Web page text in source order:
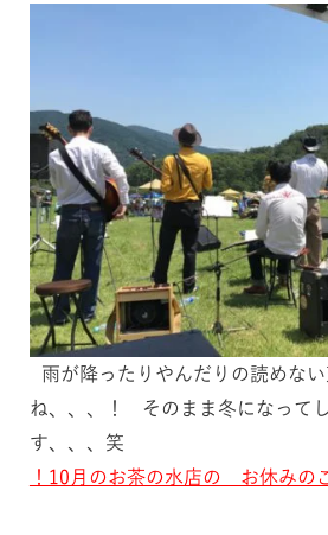
雨が降ったりやんだりの読めな
ね、、、！ そのまま冬になって
す、、、笑
！10月のお茶の水店の お休みの